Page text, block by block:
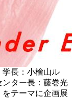
学長：小檜山ル
ター長：藤巻光
テーマに企画展